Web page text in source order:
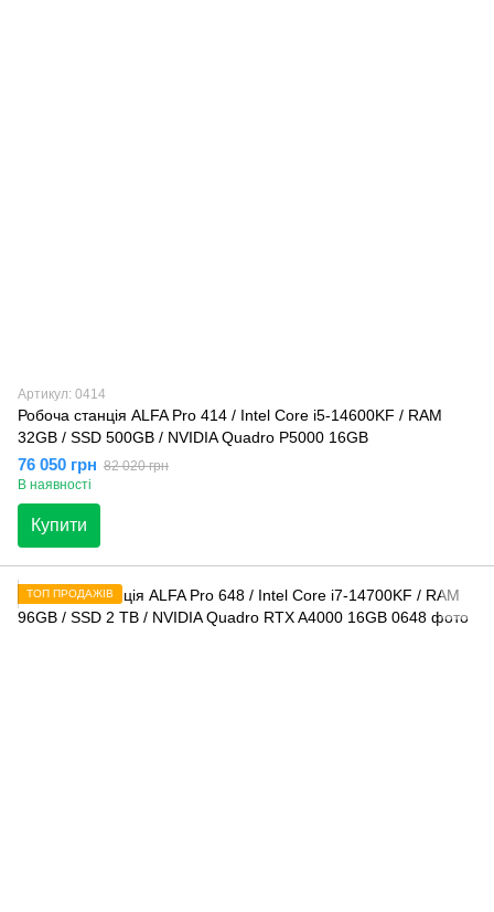
Артикул: 0414
Робоча станція ALFA Pro 414 / Intel Core i5-14600KF / RAM
32GB / SSD 500GB / NVIDIA Quadro P5000 16GB
76 050 грн 82 020 грн
В наявності
Купити
ТОП ПРОДАЖІВ